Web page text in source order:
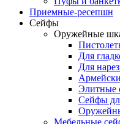
Приемные-ресепшн
Сейфы
Оружейные
Для
Для
Элитные
Сейфы
Мебельные